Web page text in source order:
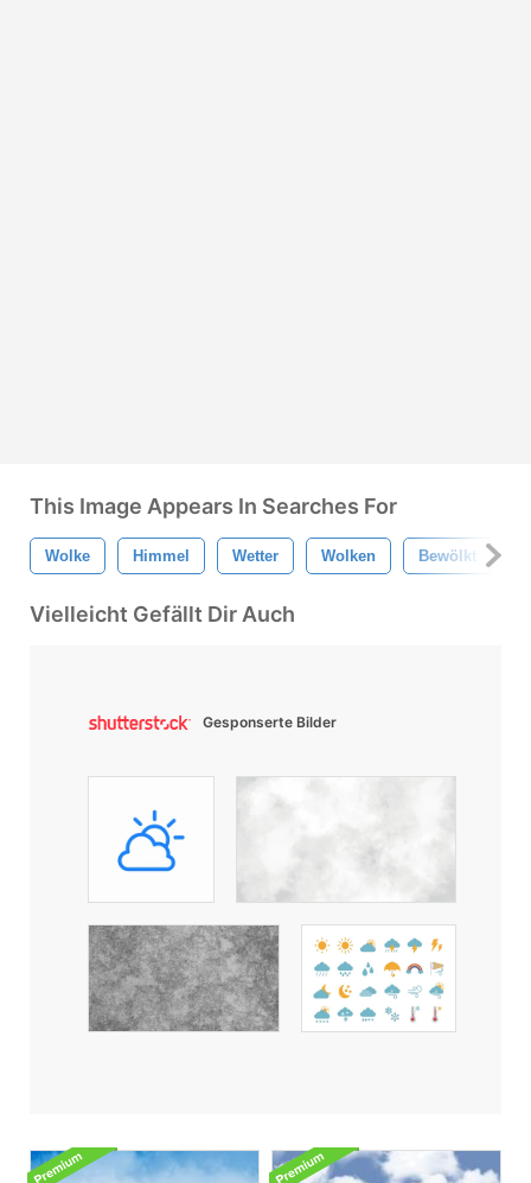
This Image Appears In Searches For
Wolke Himmel Wetter Wolken Bewölkt
Vielleicht Gefällt Dir Auch
Gesponserte Bilder